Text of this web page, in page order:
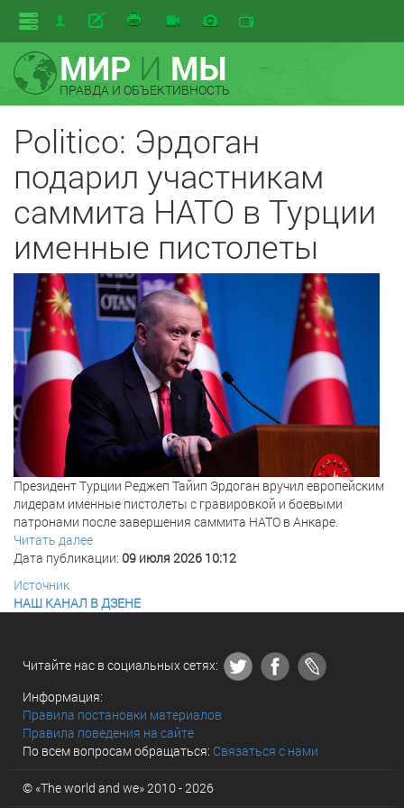
МИРИ МЫ
ПРАВДА И ОБЪЕКТИВНОСТЬ
Politico: Эрдоган
подарил участникам
саммита НАТО в Турции
именные пистолеты
Президент Турции Реджеп Тайип Эрдоган вручил европейским
лидерам именные пистолеты с гравировкой и боевыми
патронами после завершения саммита НАТО в Анкаре.
Читать далее
Дата публикации: 09 июля 2026 10:12
Источник
НАШ КАНАЛ В ДЗЕНЕ
Читайте нас в социальных сетях:
Информация:
Правила постановки материалов
Правила поведения на сайте
По всем вопросам обращаться: Связаться с нами
© «The world and we» 2010 - 2026